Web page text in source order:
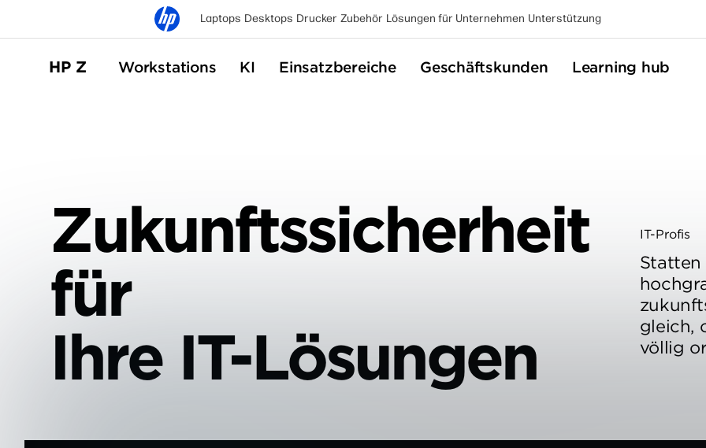
Laptops Desktops Drucker Zubehör Lösungen für Unternehmen Unterstützung
HP Z Workstations KI Einsatzbereiche Geschäftskunden Learning hub
Zukunftssicherheit
für
IhreIT-Lösungen
IT-Profis
Statten
gleich,
völlig